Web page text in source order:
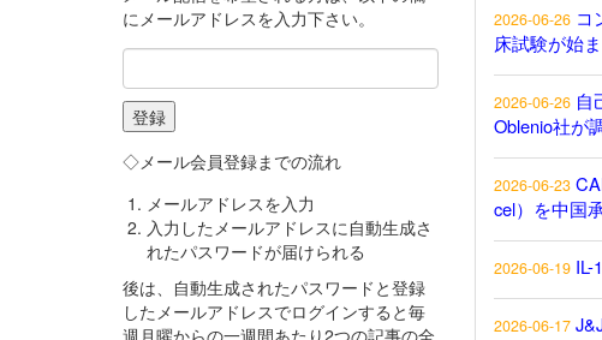
2026-06-26 コ
床試験が始
2026-06-26 自
Oblenio社が
2026-06-23
cel）を中国
2026-06-19 IL-
2026-06-17
にメールアドレスを入力下さい。
◇メール会員登録までの流れ
メールアドレスを入力
入力したメールアドレスに自動生成さ
れたパスワードが届けられる
後は、自動生成されたパスワードと登録
したメールアドレスでログインすると毎